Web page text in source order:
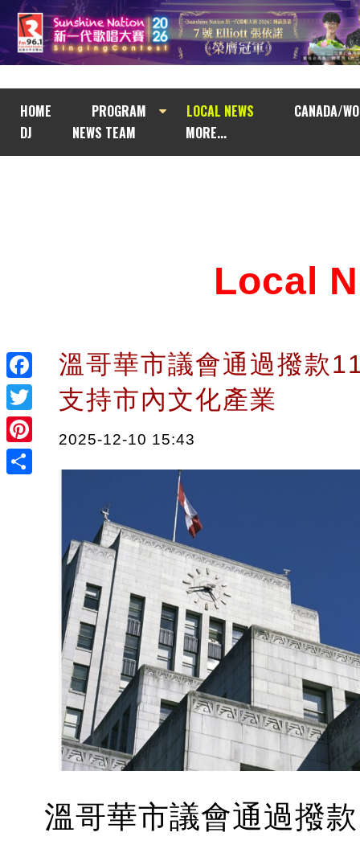
HOME PROGRAM LOCAL NEWS
CANADA/
DJ
NEWS TEAM MORE...
Facebook
Twitter
Pinterest
Local
溫哥華市議會通過撥款
支持市內文化產業
2025-12-10 15:43
溫哥華市議會通過撥